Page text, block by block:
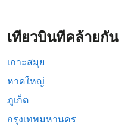
เที่ยวบินที่คล้ายกัน
เกาะสมุย
หาดใหญ่
ภูเก็ต
กรุงเทพมหานคร